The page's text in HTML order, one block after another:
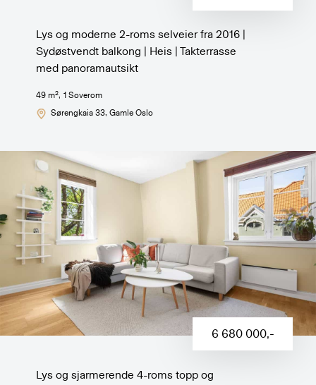
Lys og moderne 2-roms selveier fra 2016 |
Sydøstvendt balkong | Heis | Takterrasse
med panoramautsikt
49 m2, 1 Soverom
Sørengkaia 33, Gamle Oslo
6 680 000,-
Lys og sjarmerende 4-roms topp og